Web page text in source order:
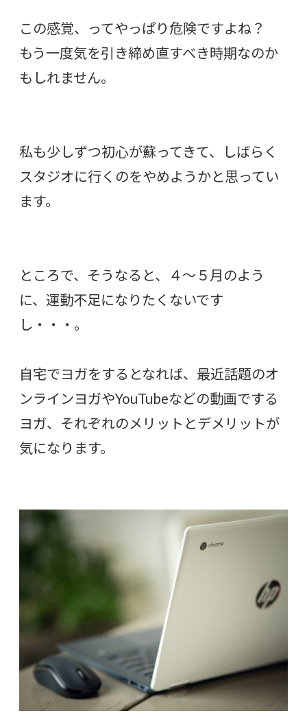
この感覚、ってやっぱり危険ですよね？
もう一度気を引き締め直すべき時期なのか
もしれません。
私も少しずつ初心が蘇ってきて、しばらく
スタジオに行くのをやめようかと思ってい
ます。
ところで、そうなると、４〜５月のよう
に、運動不足になりたくないです
し・・・。
自宅でヨガをするとなれば、最近話題のオ
ンラインヨガやYouTubeなどの動画でする
ヨガ、それぞれのメリットとデメリットが
気になります。